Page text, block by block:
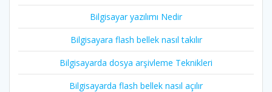
Bilgisayar yazılımı Nedir
Bilgisayara flash bellek nasıl takılır
Bilgisayarda dosya arşivleme Teknikleri
Bilgisayarda flash bellek nasıl açılır